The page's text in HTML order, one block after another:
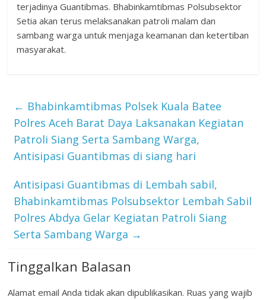
terjadinya Guantibmas. Bhabinkamtibmas Polsubsektor
Setia akan terus melaksanakan patroli malam dan
sambang warga untuk menjaga keamanan dan ketertiban
masyarakat.
← Bhabinkamtibmas Polsek Kuala Batee
Polres Aceh Barat Daya Laksanakan Kegiatan
Patroli Siang Serta Sambang Warga,
Antisipasi Guantibmas di siang hari
Antisipasi Guantibmas di Lembah sabil,
Bhabinkamtibmas Polsubsektor Lembah Sabil
Polres Abdya Gelar Kegiatan Patroli Siang
Serta Sambang Warga →
Tinggalkan Balasan
Alamat email Anda tidak akan dipublikasikan. Ruas yang wajib